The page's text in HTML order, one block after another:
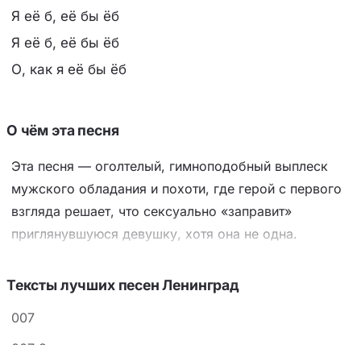
Я её б, её бы ёб
Я её б, её бы ёб
О, как я её бы ёб
О чём эта песня
Эта песня — оголтелый, гимноподобный выплеск
мужского обладания и похоти, где герой с первого
взгляда решает, что сексуально «заправит»
приглянувшуюся девушку, хотя она не одна.
нарочито пошлое, без намёка на романтику:
её спутник — к презрительному сопернику,
Тексты лучших песен Ленинград
007